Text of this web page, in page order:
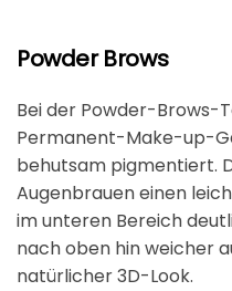
Powder Brows
Bei der Powder-Brows-
Permanent-Make-up-
behutsam pigmentiert.
Augenbrauen einen
im unteren Bereich
nach oben hin weicher
natürlicher 3D-Look.